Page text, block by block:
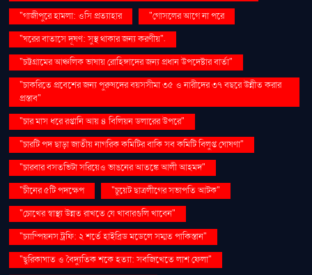
"গাজীপুরে হামলা: ওসি প্রত্যাহার
"গোসলের আগে না পরে
"ঘরের বাতাসে দূষণ: সুস্থ থাকার জন্য করণীয়".
"চট্টগ্রামের আঞ্চলিক ভাষায় রোহিঙ্গাদের জন্য প্রধান উপদেষ্টার বার্তা"
"চাকরিতে প্রবেশের জন্য পুরুষদের বয়সসীমা ৩৫ ও নারীদের ৩৭ বছরে উন্নীত করার
প্রস্তাব"
"চার মাস ধরে রপ্তানি আয় ৪ বিলিয়ন ডলারের উপরে"
"চারটি পদ ছাড়া জাতীয় নাগরিক কমিটির বাকি সব কমিটি বিলুপ্ত ঘোষণা"
"চারবার বসতভিটা সরিয়েও ভাঙনের আতঙ্কে আলী আহমদ"
"চীনের ৫টি পদক্ষেপ
"চুয়েট ছাত্রলীগের সভাপতি আটক"
"চোখের স্বাস্থ্য উন্নত রাখতে যে খাবারগুলি খাবেন"
"চ্যাম্পিয়নস ট্রফি: ২ শর্তে হাইব্রিড মডেলে সম্মত পাকিস্তান"
"ছুরিকাঘাত ও বৈদ্যুতিক শকে হত্যা: সবজিখেতে লাশ ফেলা"